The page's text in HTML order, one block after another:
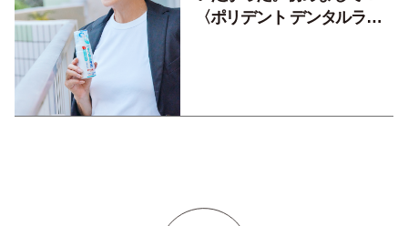
〈ポリデント デンタルラ